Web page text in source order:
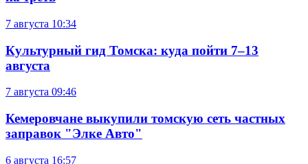
7 августа 10:34
Культурный гид Томска: куда пойти 7–13
августа
7 августа 09:46
Кемеровчане выкупили томскую сеть частных
заправок "Элке Авто"
6 августа 16:57